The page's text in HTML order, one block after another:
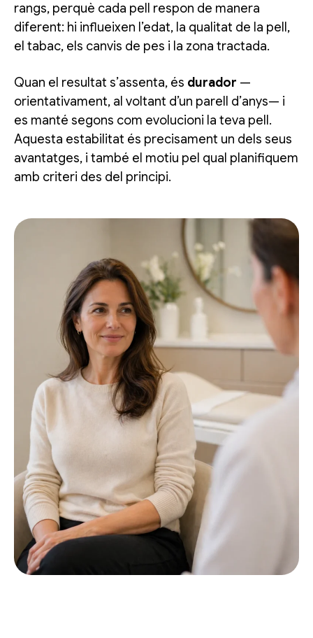
rangs, perquè cada pell respon de manera
diferent: hi influeixen l’edat, la qualitat de la pell,
el tabac, els canvis de pes i la zona tractada.
Quan el resultat s’assenta, és durador —
orientativament, al voltant d’un parell d’anys— i
es manté segons com evolucioni la teva pell.
Aquesta estabilitat és precisament un dels seus
avantatges, i també el motiu pel qual planifiquem
amb criteri des del principi.